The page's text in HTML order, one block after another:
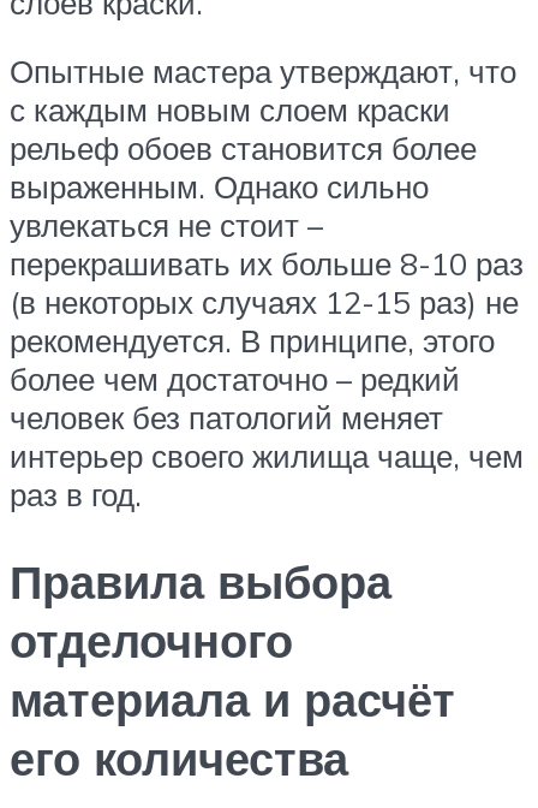
Опытные мастера утверждают, что
с каждым новым слоем краски
рельеф обоев становится более
выраженным. Однако сильно
увлекаться не стоит –
перекрашивать их больше 8-10 раз
(в некоторых случаях 12-15 раз) не
рекомендуется. В принципе, этого
более чем достаточно – редкий
человек без патологий меняет
интерьер своего жилища чаще, чем
раз в год.
Правила выбора
отделочного
материала и расчёт
его количества